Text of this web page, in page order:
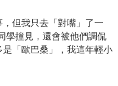
但我只去「對嘴」了一
學撞見，還會被他們調侃
「歐巴桑」，我這年輕小